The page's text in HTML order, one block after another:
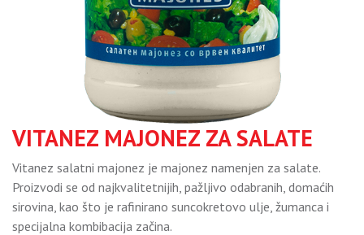
VITANEZ MAJONEZ ZA SALATE
Vitanez salatni majonez je majonez namenjen za salate.
Proizvodi se od najkvalitetnijih, pažljivo odabranih, domaćih
sirovina, kao što je rafinirano suncokretovo ulje, žumanca i
specijalna kombibacija začina.